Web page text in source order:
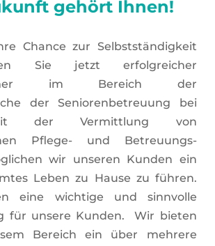
gehört Ihnen!
Chance zur Selbstständigkeit
Sie jetzt erfolgreicher
im Bereich der
der Seniorenbetreuung bei
der Vermittlung von
Pflege- und Betreuungs-
wir unseren Kunden ein
Leben zu Hause zu führen.
eine wichtige und sinnvolle
für unsere Kunden.
Wir bieten
Bereich ein über mehrere